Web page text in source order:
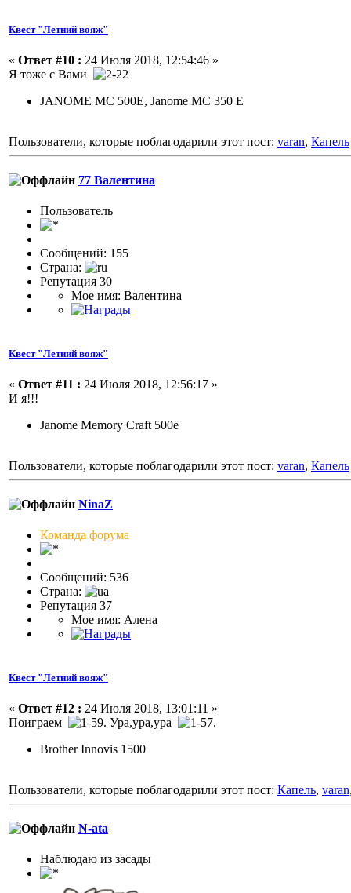
Квест "Летний вояж"
« Ответ #10 : 24 Июля 2018, 12:54:46 »
Я тоже с Вами
JANOME MC 500E, Janome MC 350 E
Пользователи, которые поблагодарили этот пост: varan, Капель
77 Валентина
Пользовaтeль
Сообщений: 155
Страна:
Репутация 30
Мое имя: Валентина
Квест "Летний вояж"
« Ответ #11 : 24 Июля 2018, 12:56:17 »
И я!!!
Janome Memory Craft 500e
Пользователи, которые поблагодарили этот пост: varan, Капель
NinaZ
Команда форума
Сообщений: 536
Страна:
Репутация 37
Мое имя: Алена
Квест "Летний вояж"
« Ответ #12 : 24 Июля 2018, 13:01:11 »
Поиграем
. Ура,ура,ура
.
Brother Innovis 1500
Пользователи, которые поблагодарили этот пост: Капель, varan
N-ata
Наблюдаю из засады